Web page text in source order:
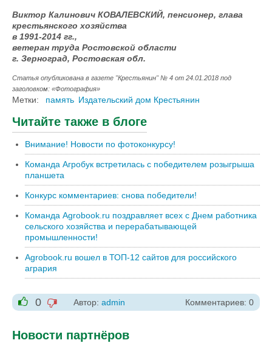
Виктор Калинович КОВАЛЕВСКИЙ, пенсионер, глава
крестьянского хозяйства
в 1991-2014 гг.,
ветеран труда Ростовской области
г. Зерноград, Ростовская обл.
Статья опубликована в газете "Крестьянин" № 4 от 24.01.2018 под
заголовком: «Фотография»
Метки: память Издательский дом Крестьянин
Читайте также в блоге
Внимание! Новости по фотоконкурсу!
Команда Агробук встретилась с победителем розыгрыша
планшета
Конкурс комментариев: снова победители!
Команда Agrobook.ru поздравляет всех с Днем работника
сельского хозяйства и перерабатывающей
промышленности!
Agrobook.ru вошел в ТОП-12 сайтов для российского
агрария
+1
0
-1
Автор: admin Комментариев: 0
Новости партнёров